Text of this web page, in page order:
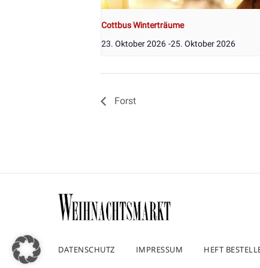
Cottbus Winterträume
23. Oktober 2026 -25. Oktober 2026
Forst
DATENSCHUTZ IMPRESSUM HEFT